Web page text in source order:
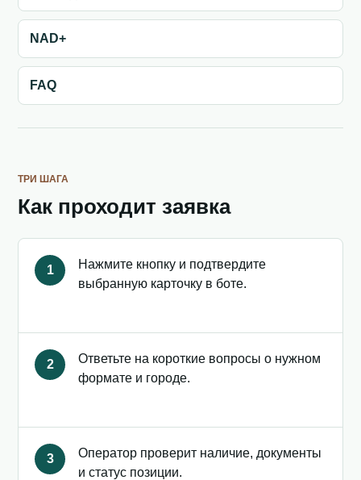
NAD+
FAQ
ТРИ ШАГА
Как проходит заявка
1
Нажмите кнопку и подтвердите
выбранную карточку в боте.
2
Ответьте на короткие вопросы о нужном
формате и городе.
3
Оператор проверит наличие, документы
и статус позиции.